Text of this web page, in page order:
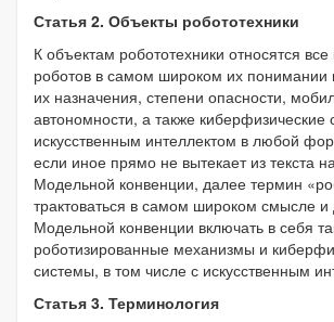
Статья 2. Объекты робототехники
К объектам робототехники относятся все
роботов в самом широком их понимании
их назначения, степени опасности,
автономности, а также киберфизические
искусственным интеллектом в любой
если иное прямо не вытекает из текста
Модельной конвенции, далее термин
трактоваться в самом широком смысле и
Модельной конвенции включать в себя
роботизированные механизмы и
системы, в том числе с искусственным
Статья 3. Терминология